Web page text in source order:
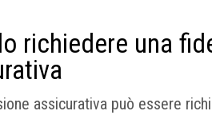
richiedere una
assicurativa può essere